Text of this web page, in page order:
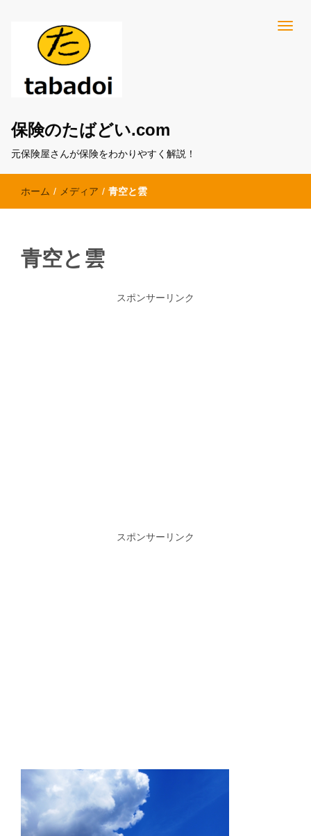
保険のたばどい.com
元保険屋さんが保険をわかりやすく解説！
ホーム / メディア / 青空と雲
青空と雲
スポンサーリンク
スポンサーリンク